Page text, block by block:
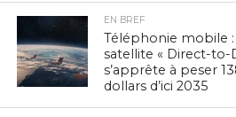
EN BREF
Téléphonie mobile
satellite « Direct-to-
s’apprête à peser
dollars d’ici 2035